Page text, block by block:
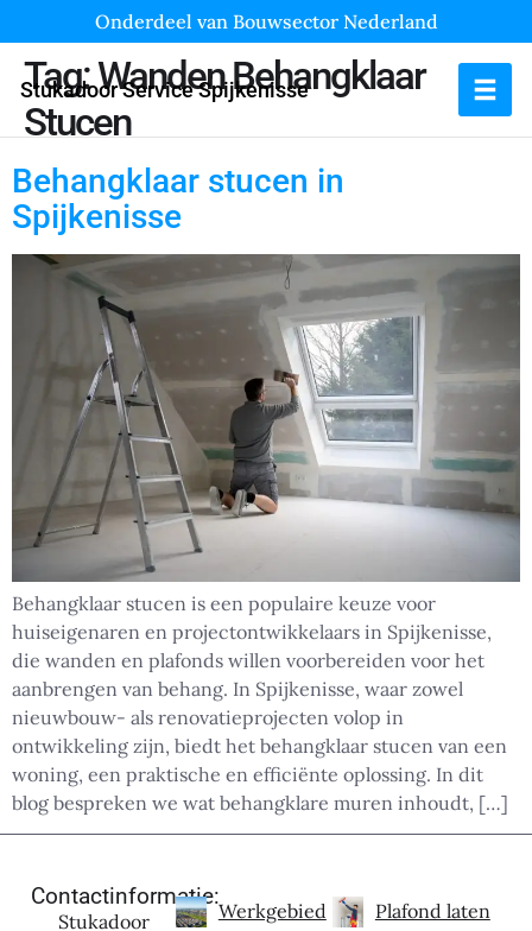
Onderdeel van Bouwsector Nederland
Stukadoor Service Spijkenisse
Tag:Wanden Behangklaar
Stucen
Behangklaar stucen in
Spijkenisse
Behangklaar stucen is een populaire keuze voor
huiseigenaren en projectontwikkelaars in Spijkenisse,
die wanden en plafonds willen voorbereiden voor het
aanbrengen van behang. In Spijkenisse, waar zowel
nieuwbouw- als renovatieprojecten volop in
ontwikkeling zijn, biedt het behangklaar stucen van een
woning, een praktische en efficiënte oplossing. In dit
blog bespreken we wat behangklare muren inhoudt, […]
Contactinformatie:
Stukadoor
Werkgebied
Plafond laten